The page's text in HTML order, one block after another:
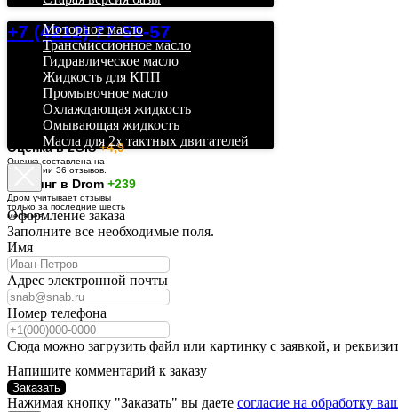
+7 (4212) 77-55-57
Оценка в 2GIS+4,9
Оценка составлена на
основании 36 отзывов.
Рейтинг в Drom +239
Дром учитывает отзывы
только за последние шесть
месяцев.
Моторное масло
Трансмиссионное масло
Гидравлическое масло
Жидкость для КПП
Промывочное масло
Охлаждающая жидкость
Омывающая жидкость
Масла для 2х тактных двигателей
Оформление заказа
Заполните все необходимые поля.
Имя
Адрес электронной почты
Номер телефона
Сюда можно загрузить файл или картинку с заявкой, и
Напишите комментарий к заказу
Заказать
Нажимая кнопку "Заказать" вы даете согласие на обработку